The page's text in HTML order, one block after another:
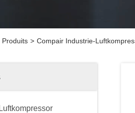
Produits > Compair Industrie-